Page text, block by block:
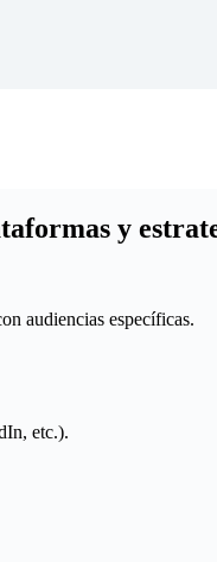
y
audiencias específicas.
etc.).